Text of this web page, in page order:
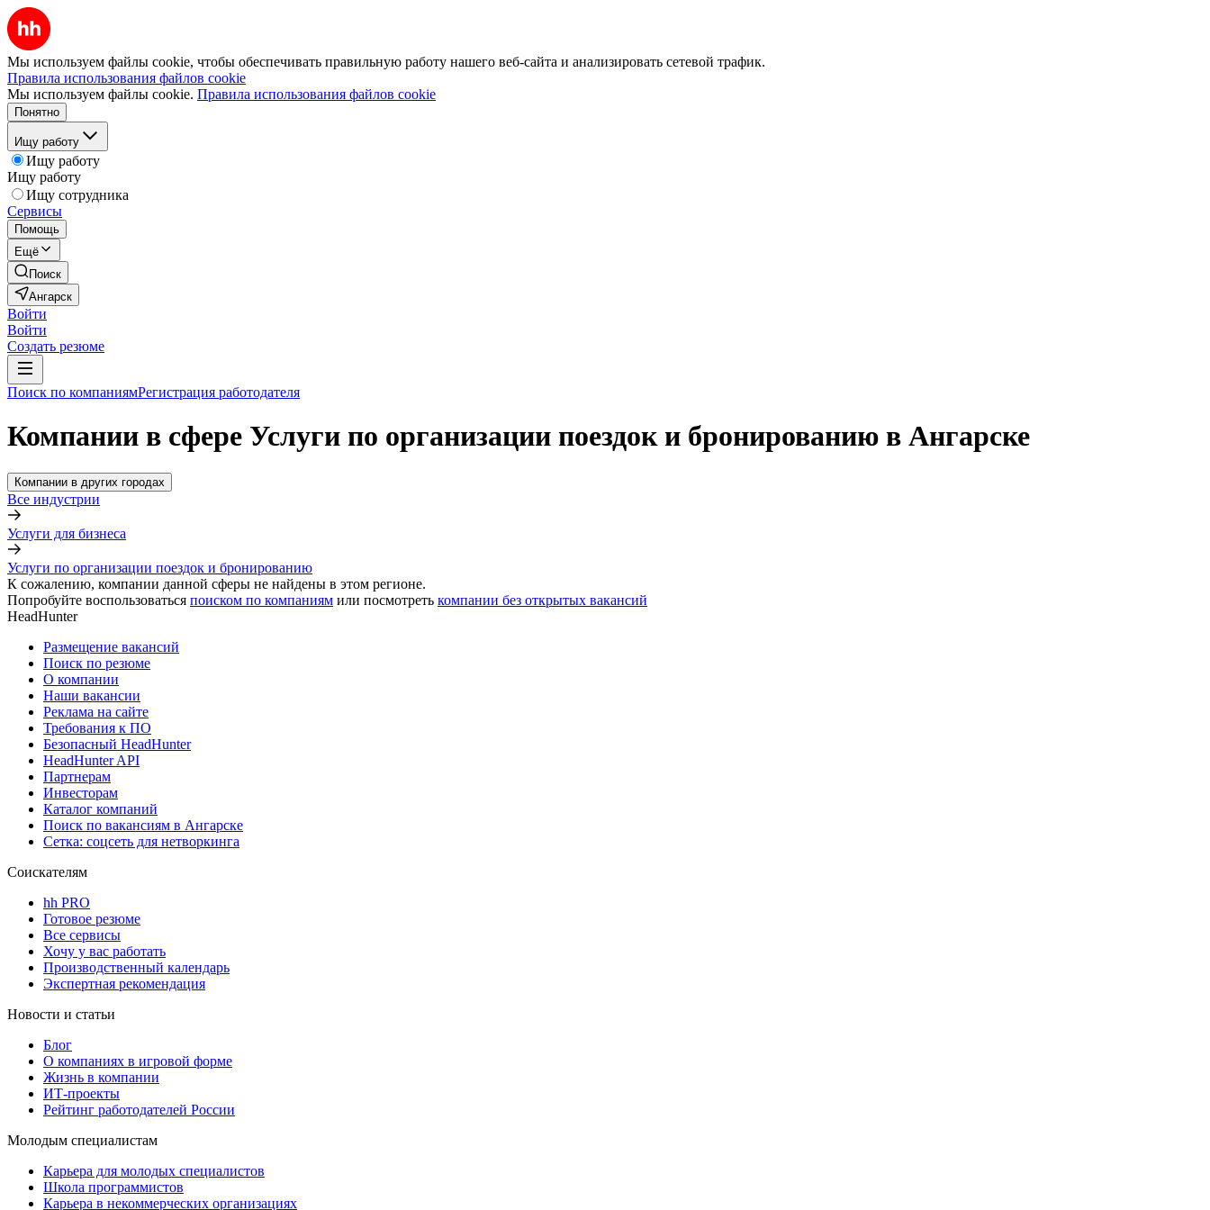
Мы используем файлы cookie, чтобы обеспечивать правильную работу нашего веб-сайта и анализировать сетевой трафик.
Правила использования файлов cookie
Мы используем файлы cookie. Правила использования файлов cookie
Понятно
Ищу работу
Ищу работу
Ищу работу
Ищу сотрудника
Сервисы
Помощь
Ещё
Поиск
Ангарск
Войти
Войти
Создать резюме
Поиск по компаниямРегистрация работодателя
Компании в сфере Услуги по организации поездок и бронированию в Ангарске
Компании в других городах
Все индустрии
Услуги для бизнеса
Услуги по организации поездок и бронированию
К сожалению, компании данной сферы не найдены в этом регионе.
Попробуйте воспользоваться поиском по компаниям или посмотреть компании без открытых вакансий
HeadHunter
Размещение вакансий
Поиск по резюме
О компании
Наши вакансии
Реклама на сайте
Требования к ПО
Безопасный HeadHunter
HeadHunter API
Партнерам
Инвесторам
Каталог компаний
Поиск по вакансиям в Ангарске
Сетка: соцсеть для нетворкинга
Соискателям
hh PRO
Готовое резюме
Все сервисы
Хочу у вас работать
Производственный календарь
Экспертная рекомендация
Новости и статьи
Блог
О компаниях в игровой форме
Жизнь в компании
ИТ-проекты
Рейтинг работодателей России
Молодым специалистам
Карьера для молодых специалистов
Школа программистов
Карьера в некоммерческих организациях